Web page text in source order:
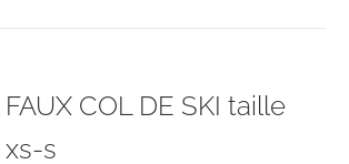
FAUX COL DE SKI taille
xs-s